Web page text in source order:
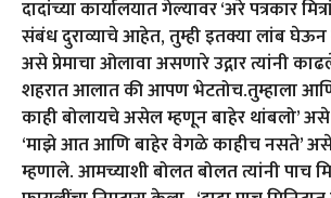
दादांच्या कार्यालयात गेल्यावर ‘अरे पत्रकार
संबंध दुराव्याचे आहेत, तुम्ही इतक्या लांब घेऊन
असे प्रेमाचा ओलावा असणारे उद्गार त्यांनी
शहरात आलात की आपण भेटतोच.तुम्हाला
काही बोलायचे असेल म्हणून बाहेर थांबलो’ असे
‘माझे आत आणि बाहेर वेगळे काहीच नसते’
म्हणाले. आमच्याशी बोलत बोलत त्यांनी पाच